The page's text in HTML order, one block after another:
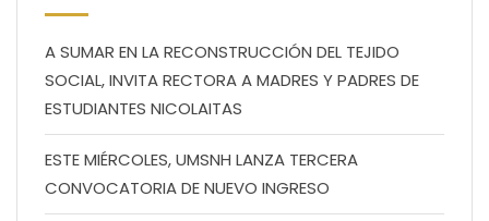
A SUMAR EN LA RECONSTRUCCIÓN DEL TEJIDO
SOCIAL, INVITA RECTORA A MADRES Y PADRES DE
ESTUDIANTES NICOLAITAS
ESTE MIÉRCOLES, UMSNH LANZA TERCERA
CONVOCATORIA DE NUEVO INGRESO